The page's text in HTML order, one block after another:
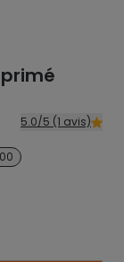
5.0/5 (1 avis)